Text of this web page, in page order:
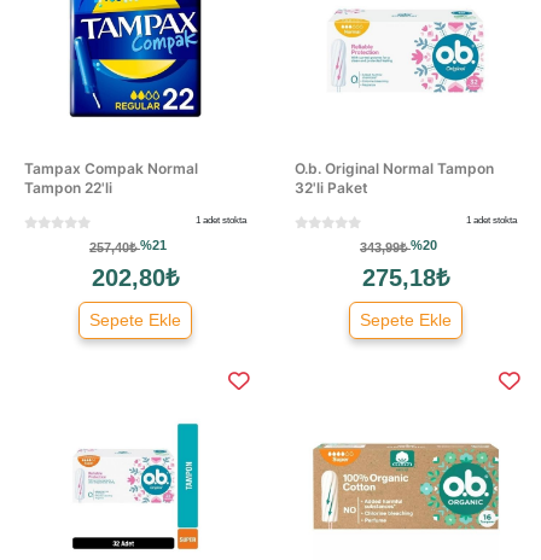
Tampax Compak Normal
Tampon 22'li
1 adet stokta
257,40₺%21
202,80₺
Sepete Ekle
O.b. Original Normal Tampon
32'li Paket
1 adet stokta
343,99₺%20
275,18₺
Sepete Ekle